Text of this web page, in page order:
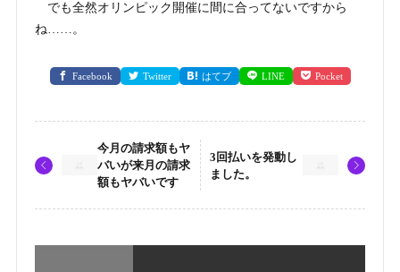
でも全然オリンピック開催に間に合ってないですから
ね……。
Facebook Twitter はてブ LINE Pocket
今月の請求額もヤ
バいが来月の請求
額もヤバいです
3回払いを発動し
ました。